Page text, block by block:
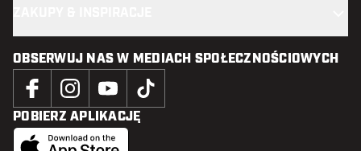
OBSERWUJ NAS W MEDIACH SPOŁECZNOŚCIOWYCH
POBIERZ APLIKACJĘ